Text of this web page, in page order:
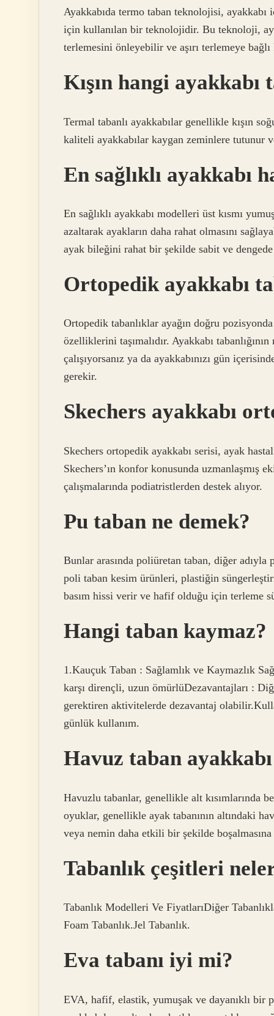
Ayakkabıda termo taban teknolojisi, ayakkabı
için kullanılan bir teknolojidir. Bu teknoloji,
terlemesini önleyebilir ve aşırı terlemeye
Kışın hangi
Termal tabanlı ayakkabılar genellikle kışın
kaliteli ayakkabılar kaygan zeminlere tutunur
En sağlıklı ayakkabı
En sağlıklı ayakkabı modelleri üst kısmı
azaltarak ayakların daha rahat olmasını
ayak bileğini rahat bir şekilde sabit ve
Ortopedik ayakkabı
Ortopedik tabanlıklar ayağın doğru
özelliklerini taşımalıdır. Ayakkabı
çalışıyorsanız ya da ayakkabınızı gün
gerekir.
Skechers ayakkabı
Skechers ortopedik ayakkabı serisi, ayak
Skechers’ın konfor konusunda uzmanlaşmış
çalışmalarında podiatristlerden destek alıyor.
Pu taban ne demek?
Bunlar arasında poliüretan taban, diğer
poli taban kesim ürünleri, plastiğin
basım hissi verir ve hafif olduğu için terleme
Hangi taban kaymaz?
1.Kauçuk Taban : Sağlamlık ve Kaymazlık
karşı dirençli, uzun ömürlüDezavantajları :
gerektiren aktivitelerde dezavantaj
günlük kullanım.
Havuz taban
Havuzlu tabanlar, genellikle alt kısımlarında
oyuklar, genellikle ayak tabanının altındaki
veya nemin daha etkili bir şekilde boşalmasına
Tabanlık çeşitleri
Tabanlık Modelleri Ve FiyatlarıDiğer
Foam Tabanlık.Jel Tabanlık.
Eva tabanı iyi mi?
EVA, hafif, elastik, yumuşak ve dayanıklı bir